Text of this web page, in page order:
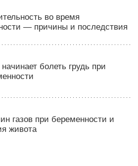
во время
— причины и последствия
начинает болеть грудь при
газов при беременности и
живота